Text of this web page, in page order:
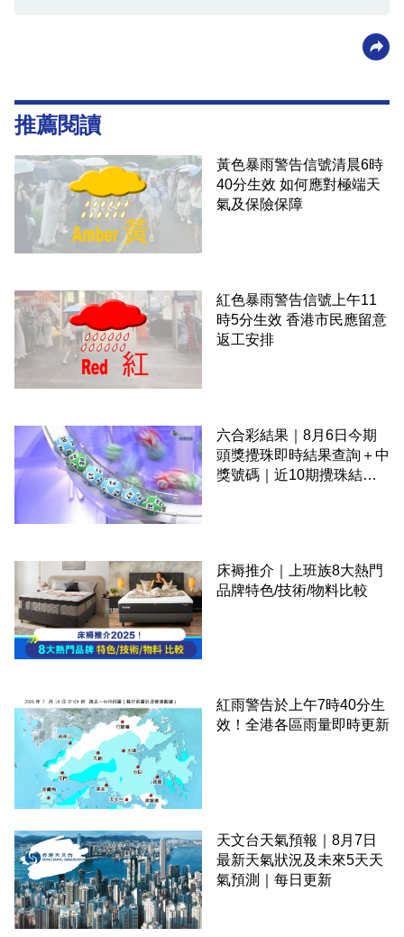
推薦閱讀
黃色暴雨警告信號清晨6時
40分生效 如何應對極端天
氣及保險保障
紅色暴雨警告信號上午11
時5分生效 香港市民應留意
返工安排
六合彩結果｜8月6日今期
頭獎攪珠即時結果查詢＋中
獎號碼｜近10期攪珠結果
床褥推介｜上班族8大熱門
品牌特色/技術/物料比較
紅雨警告於上午7時40分生
效！全港各區雨量即時更新
天文台天氣預報｜8月7日
最新天氣狀況及未來5天天
氣預測｜每日更新